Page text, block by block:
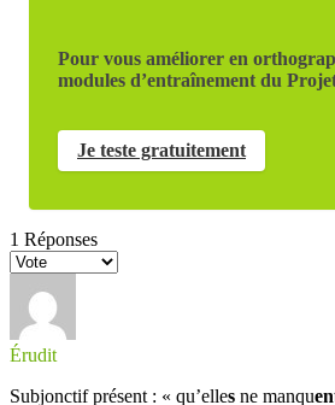
Pour vous améliorer en
modules d’entraînement du
Je teste gratuitement
1 Réponses
Érudit
Subjonctif présent : « qu’elles ne manqu